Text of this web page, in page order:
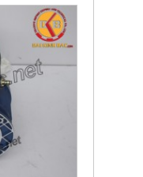
tục, và
các loại